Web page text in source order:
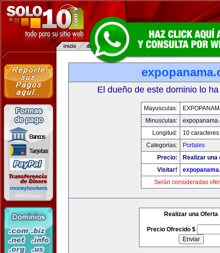
El dueño de este dominio lo
Mayusculas:
Minusculas:
Longitud:
10 caracteres
Categorias:
Portales
Precio:
Realizar una
Visitar!
Serán consideradas
Realizar una Oferta
Precio Ofrecido $